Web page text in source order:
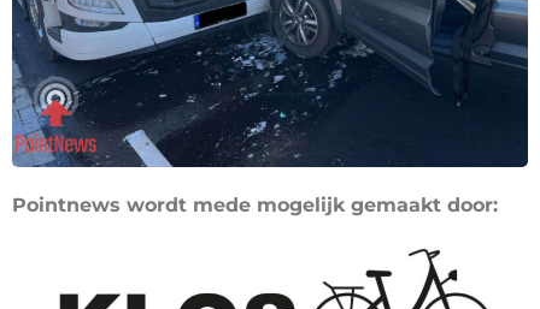
Pointnews wordt mede mogelijk gemaakt door: